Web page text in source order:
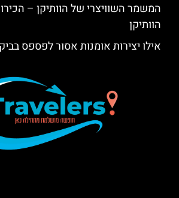
המשמר השוויצרי של הוותיקן –
הוותיקן
אילו יצירות אומנות אסור לפספס